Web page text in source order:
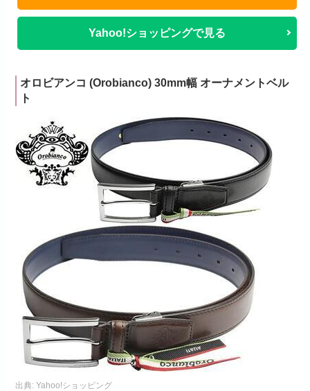
Yahoo!ショッピングで見る
オロビアンコ (Orobianco) 30mm幅 オーナメントベル
ト
出典:Yahoo!ショッピング